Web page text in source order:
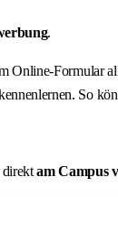
.
Online-Formular
So
am Campus